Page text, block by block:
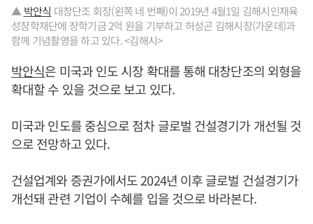
▲ 박안식 대창단조 회장(왼쪽 네 번째)이 2019년 4월1일 김해시인재육
성장학재단에 장학기금 2억 원을 기부하고 허성곤 김해시장(가운데)과
함께 기념촬영을 하고 있다. <김해시>
박안식은 미국과 인도 시장 확대를 통해 대창단조의 외형을
확대할 수 있을 것으로 보고 있다.
미국과 인도를 중심으로 점차 글로벌 건설경기가 개선될 것
으로 전망하고 있다.
건설업계와 증권가에서도 2024년 이후 글로벌 건설경기가
개선돼 관련 기업이 수혜를 입을 것으로 바라본다.